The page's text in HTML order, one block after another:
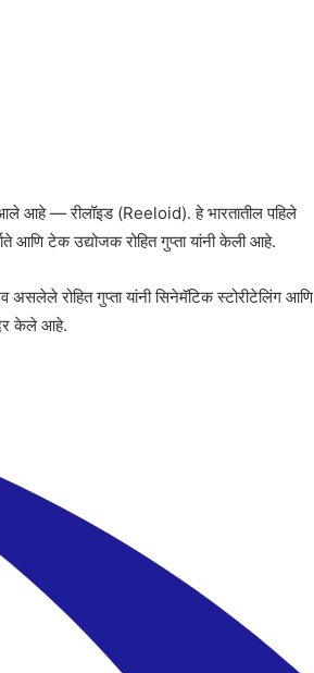
आले आहे — रीलॉइड (Reeloid). हे भारतातील पहिले
आणि टेक उद्योजक रोहित गुप्ता यांनी केली आहे.
असलेले रोहित गुप्ता यांनी सिनेमॅटिक स्टोरीटेलिंग आणि
केले आहे.